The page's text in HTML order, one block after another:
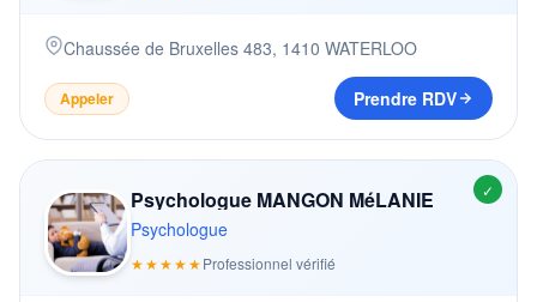
Chaussée de Bruxelles 483, 1410 WATERLOO
Appeler Prendre RDV
✓
Psychologue MANGON MéLANIE
Psychologue
★★★★★Professionnel vérifié